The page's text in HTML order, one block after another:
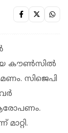
കൗൺസിൽ
സിജെപി